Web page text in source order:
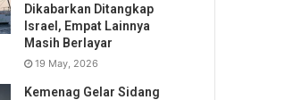
Dikabarkan Ditangkap
Israel, Empat Lainnya
Masih Berlayar
19 May, 2026
Kemenag Gelar Sidang